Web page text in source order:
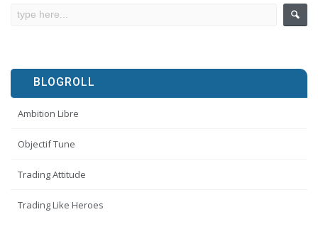
BLOGROLL
Ambition Libre
Objectif Tune
Trading Attitude
Trading Like Heroes